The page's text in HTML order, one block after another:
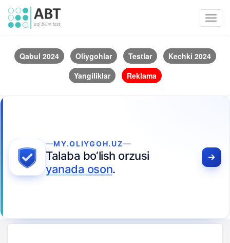
Qabul 2024 Oliygohlar Testlar
Kechki 2024
Yangiliklar
Reklama
MY.OLIYGOH.UZ
Talaba bo‘lish orzusi
yanada oson.